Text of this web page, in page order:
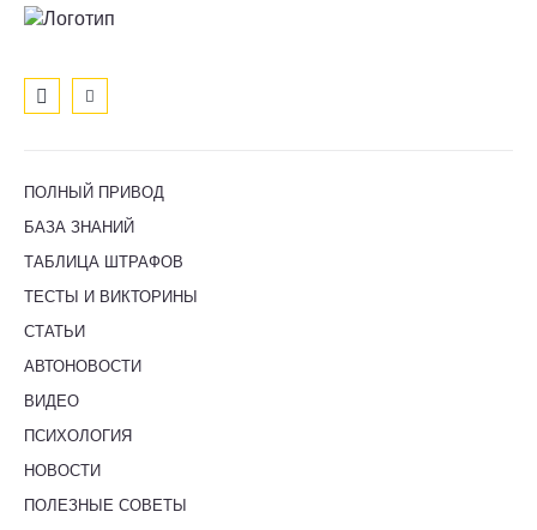
ПОЛНЫЙ ПРИВОД
БАЗА ЗНАНИЙ
ТАБЛИЦА ШТРАФОВ
ТЕСТЫ И ВИКТОРИНЫ
СТАТЬИ
АВТОНОВОСТИ
ВИДЕО
ПСИХОЛОГИЯ
НОВОСТИ
ПОЛЕЗНЫЕ СОВЕТЫ